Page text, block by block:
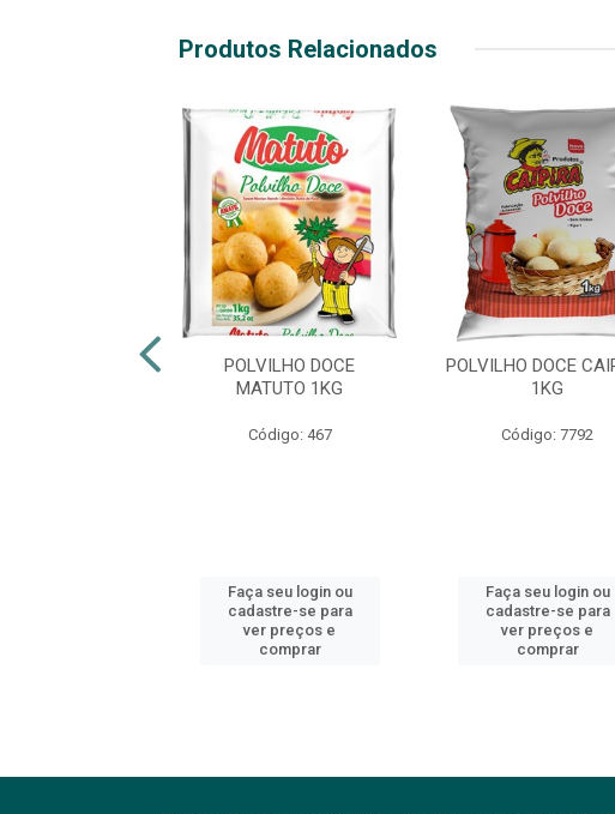
Produtos Relacionados
POLVILHO DOCE
MATUTO 1KG
Código: 467
Faça seu login ou
cadastre-se para
ver preços e
comprar
POLVILHO DOCE
1KG
Código: 7792
Faça seu login ou
cadastre-se para
ver preços e
comprar